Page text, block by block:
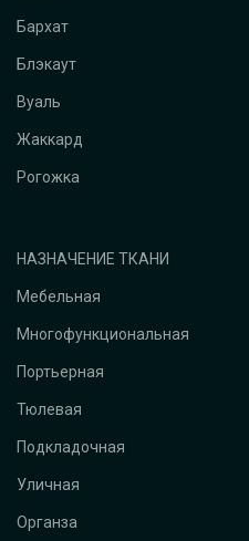
Бархат
Блэкаут
Вуаль
Жаккард
Рогожка
НАЗНАЧЕНИЕ ТКАНИ
Мебельная
Многофункциональная
Портьерная
Тюлевая
Подкладочная
Уличная
Органза